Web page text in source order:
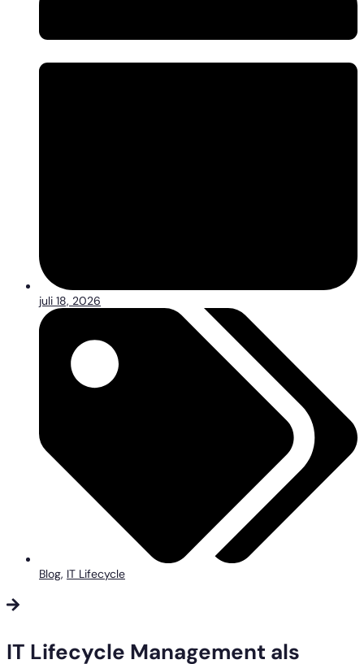
juli 18, 2026
Blog, IT Lifecycle
IT Lifecycle Management als